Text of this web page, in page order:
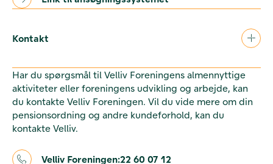
Kontakt
Har du spørgsmål til Velliv Foreningens almennyttige
aktiviteter eller foreningens udvikling og arbejde, kan
du kontakte Velliv Foreningen. Vil du vide mere om din
pensionsordning og andre kundeforhold, kan du
kontakte Velliv.
Velliv Foreningen:22 60 07 12